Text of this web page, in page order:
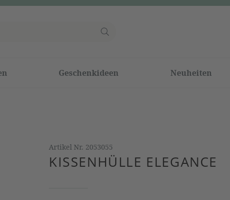
Geschenkideen Neuheiten
Artikel Nr. 2053055
KISSENHÜLLE ELEGANCE